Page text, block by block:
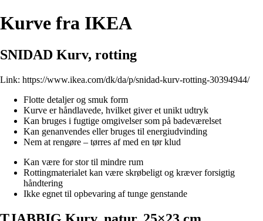
Kurve fra IKEA
SNIDAD Kurv, rotting
Link: https://www.ikea.com/dk/da/p/snidad-kurv-rotting-30394944/
Flotte detaljer og smuk form
Kurve er håndlavede, hvilket giver et unikt udtryk
Kan bruges i fugtige omgivelser som på badeværelset
Kan genanvendes eller bruges til energiudvinding
Nem at rengøre – tørres af med en tør klud
Kan være for stor til mindre rum
Rottingmaterialet kan være skrøbeligt og kræver forsigtig
håndtering
Ikke egnet til opbevaring af tunge genstande